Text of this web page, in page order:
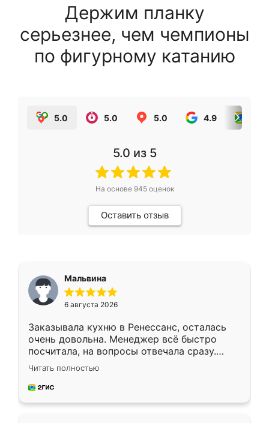
Держим планку
серьезнее, чем чемпионы
по фигурному катанию
5.0 5.0 5.0 4.9
5.0 из 5
На основе 945оценок
Оставить отзыв
Мальвина
6 августа 2026
Заказывала кухню в Ренессанс, осталась
очень довольна. Менеджер всё быстро
посчитала, на вопросы отвечала сразу.
Замерщик приехал в субботу, подошёл к
делу со всей ответственностью. Собрали
за день, ребята работали аккуратно, даже
Читать полностью